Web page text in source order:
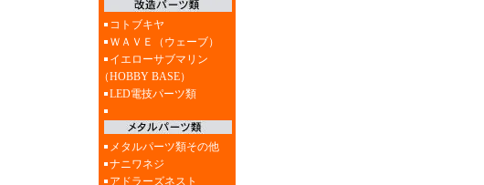
コトブキヤ
ＷＡＶＥ（ウェーブ）
イエローサブマリン
（HOBBY BASE）
LED電技パーツ類
メタルパーツ類その他
ナニワネジ
アドラーズネスト